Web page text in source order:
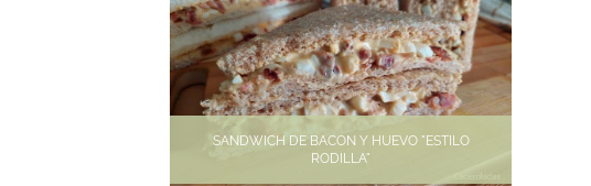
SANDWICH DE BACON Y HUEVO "ESTILO
RODILLA"